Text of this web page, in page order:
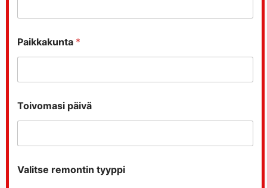
Paikkakunta *
Toivomasi päivä
Valitse remontin tyyppi